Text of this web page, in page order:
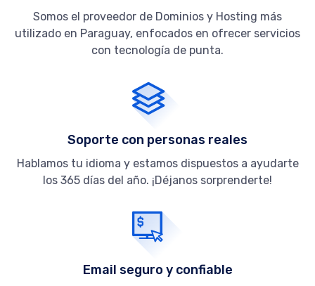
Somos el proveedor de Dominios y Hosting más
utilizado en Paraguay, enfocados en ofrecer servicios
con tecnología de punta.
Soporte con personas reales
Hablamos tu idioma y estamos dispuestos a ayudarte
los 365 días del año. ¡Déjanos sorprenderte!
Email seguro y confiable